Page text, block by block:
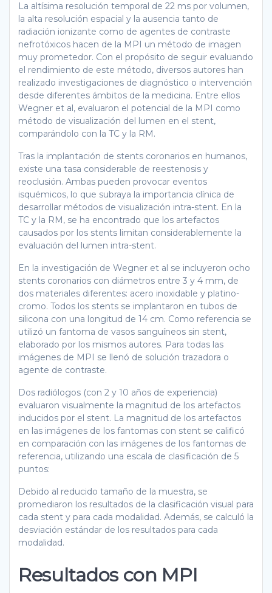
La altísima resolución temporal de 22 ms por volumen,
la alta resolución espacial y la ausencia tanto de
radiación ionizante como de agentes de contraste
nefrotóxicos hacen de la MPI un método de imagen
muy prometedor. Con el propósito de seguir evaluando
el rendimiento de este método, diversos autores han
realizado investigaciones de diagnóstico o intervención
desde diferentes ámbitos de la medicina. Entre ellos
Wegner et al, evaluaron el potencial de la MPI como
método de visualización del lumen en el stent,
comparándolo con la TC y la RM.
Tras la implantación de stents coronarios en humanos,
existe una tasa considerable de reestenosis y
reoclusión. Ambas pueden provocar eventos
isquémicos, lo que subraya la importancia clínica de
desarrollar métodos de visualización intra-stent. En la
TC y la RM, se ha encontrado que los artefactos
causados por los stents limitan considerablemente la
evaluación del lumen intra-stent.
En la investigación de Wegner et al se incluyeron ocho
stents coronarios con diámetros entre 3 y 4 mm, de
dos materiales diferentes: acero inoxidable y platino-
cromo. Todos los stents se implantaron en tubos de
silicona con una longitud de 14 cm. Como referencia se
utilizó un fantoma de vasos sanguíneos sin stent,
elaborado por los mismos autores. Para todas las
imágenes de MPI se llenó de solución trazadora o
agente de contraste.
Dos radiólogos (con 2 y 10 años de experiencia)
evaluaron visualmente la magnitud de los artefactos
inducidos por el stent. La magnitud de los artefactos
en las imágenes de los fantomas con stent se calificó
en comparación con las imágenes de los fantomas de
referencia, utilizando una escala de clasificación de 5
puntos:
Debido al reducido tamaño de la muestra, se
promediaron los resultados de la clasificación visual para
cada stent y para cada modalidad. Además, se calculó la
desviación estándar de los resultados para cada
modalidad.
Resultados con MPI